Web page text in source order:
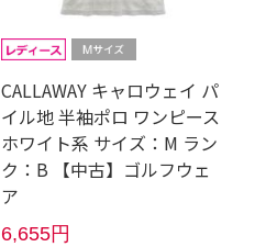
CALLAWAY キャロウェイ パ
イル地 半袖ポロ ワンピース
ホワイト系 サイズ：M ラン
ク：B 【中古】ゴルフウェ
ア
6,655円